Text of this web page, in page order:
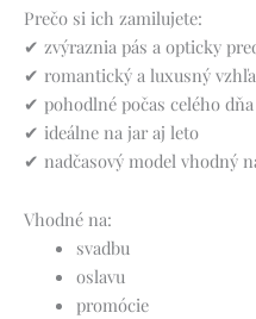
Prečo si ich zamilujete:
✔ zvýraznia pás a opticky
✔ romantický a luxusný
✔ pohodlné počas celého dňa
✔ ideálne na jar aj leto
✔ nadčasový model vhodný
Vhodné na:
svadbu
oslavu
promócie